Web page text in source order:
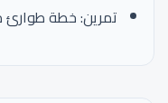
تمرين: خطة